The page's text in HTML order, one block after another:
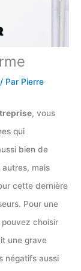
/ Par Pierre
, vous
qui
bien de
mais
cette dernière
Pour une
pouvez choisir
une grave
négatifs aussi